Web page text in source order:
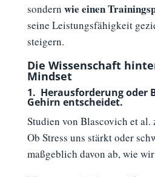
sondern wie einen
seine Leistungsfähigkeit
steigern.
Die Wissenschaft
Mindset
1. Herausforderung oder
Gehirn entscheidet.
Studien von Blascovich et al.
Ob Stress uns stärkt oder
maßgeblich davon ab, wie